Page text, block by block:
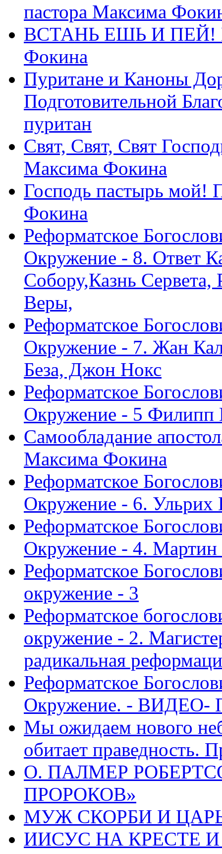
пастора Максима
ВСТАНЬ ЕШЬ И ПЕЙ!
Фокина
Пуритане и Каноны
Подготовительной
пуритан
Свят, Свят, Свят
Максима Фокина
Господь пастырь мой!
Фокина
Реформатское
Окружение - 8. Ответ
Собору,Казнь Сервета,
Веры,
Реформатское
Окружение - 7. Жан
Беза, Джон Нокс
Реформатское
Окружение - 5 Филипп
Самообладание
Максима Фокина
Реформатское
Окружение - 6. Ульрих
Реформатское
Окружение - 4.
Реформатское
окружение - 3
Реформатское
окружение - 2.
радикальная
Реформатское
Окружение. - ВИДЕО-
Мы ожидаем нового
обитает праведность.
О. ПАЛМЕР
ПРОРОКОВ»
МУЖ СКОРБИ И ЦАРЬ
ИИСУС НА КРЕСТЕ